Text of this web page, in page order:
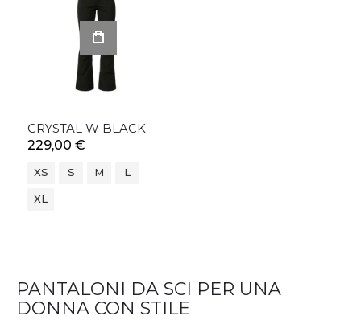
CRYSTAL W BLACK
229,00 €
XS S M L
XL
PANTALONI DA SCI PER UNA
DONNA CON STILE